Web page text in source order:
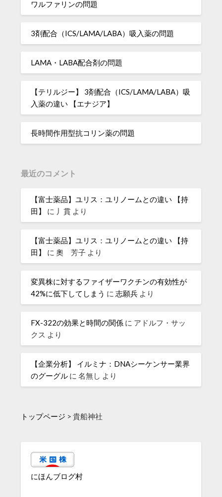
ワルファリンの問題
3剤配合（ICS/LAMA/LABA）吸入薬の問題
LAMA・LABA配合剤の問題
【テリルジー】 3剤配合（ICS/LAMA/LABA）吸
入薬の違い 【エナジア】
長時間作用型抗コリン薬の問題
最近のコメント
【富士薬品】ユリス：ユリノームとの違い 【持
田】
に 丿貫 より
【富士薬品】ユリス：ユリノームとの違い 【持
田】
に奧 芳子 より
変異株に対するファイザーワクチンの有効性が
42%に低下してしまう に志願兵 より
FX-322の効果と時間の関係 に アドルフ・サッ
クス より
【企業分析】 イルミナ：DNAシーケンサー業界
のグーグル に名無し より
トップページ >貴船神社
にほんブログ村